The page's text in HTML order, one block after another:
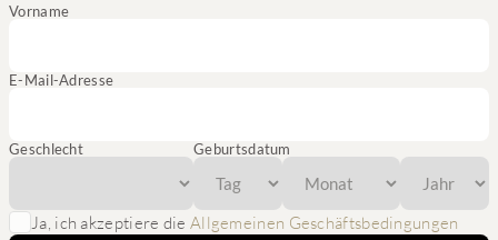
Vorname
E-Mail-Adresse
Geschlecht Geburtsdatum
Ja, ich akzeptiere die Allgemeinen Geschäftsbedingungen